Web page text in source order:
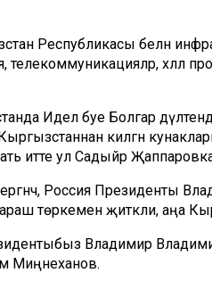
Республикасы белән
телекоммуникацияләр, хәләл
Идел буе Болгар
килгән
итте ул Садыйр
Россия Президенты
төркемен җитәкли, аңа
Владимир
Миңнеханов.